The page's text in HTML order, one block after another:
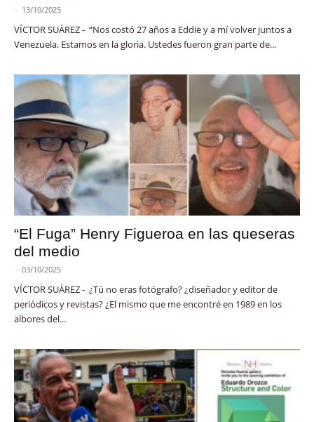
- 13/10/2025
VÍCTOR SUÁREZ - “Nos costó 27 años a Eddie y a mí volver juntos a
Venezuela. Estamos en la gloria. Ustedes fueron gran parte de...
“El Fuga” Henry Figueroa en las queseras
del medio
- 03/10/2025
VÍCTOR SUÁREZ - ¿Tú no eras fotógrafo? ¿diseñador y editor de
periódicos y revistas? ¿El mismo que me encontré en 1989 en los
albores del...